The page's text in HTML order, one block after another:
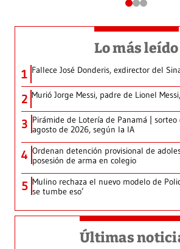
Lo más leído
1 Fallece José Donderis, exdirector del
2 Murió Jorge Messi, padre de Lionel
3 Pirámide de Lotería de Panamá |
agosto de 2026, según la IA
4 Ordenan detención provisional de
posesión de arma en colegio
5 Mulino rechaza el nuevo modelo de
se tumbe eso’
Últimas